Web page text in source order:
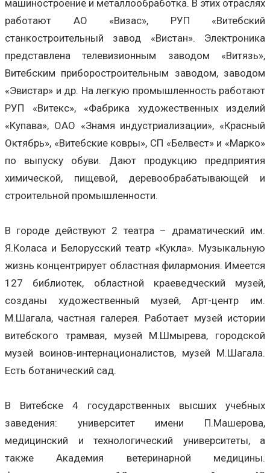
машиностроение и металлообработка. В этих отраслях
работают АО «Визас», РУП «Витебский
станкостроительный завод «Вистан». Электроника
представлена телевизионным заводом «Витязь»,
Витебским приборостроительным заводом, заводом
«Эвистар» и др. На легкую промышленность работают
РУП «Витекс», «Фабрика художественных изделий
«Купава», ОАО «Знамя индустриализации», «Красный
Октябрь», «Витебские ковры», СП «Белвест» и «Марко»
по выпуску обуви. Дают продукцию предприятия
химической, пищевой, деревообрабатывающей и
строительной промышленности.
В городе действуют 2 театра – драматический им.
Я.Коласа и Белорусский театр «Кукла». Музыкальную
жизнь концентрирует областная филармония. Имеется
127 библиотек, областной краеведческий музей,
созданы художественный музей, Арт-центр им.
М.Шагала, частная галерея. Работает музей истории
витебского трамвая, музей М.Шмырева, городской
музей воинов-интернационалистов, музей М.Шагала.
Есть ботанический сад.
В Витебске 4 государственных высших учебных
заведения: университет имени П.Машерова,
медицинский и технологический университеты, а
также Академия ветеринарной медицины.